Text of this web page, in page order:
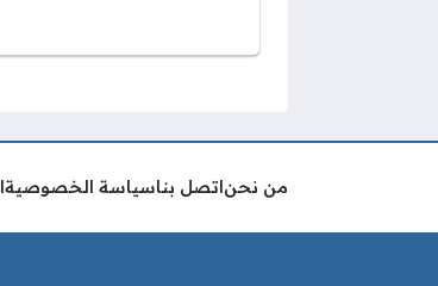
من نحن اتصل بناسياسة الخصوصية